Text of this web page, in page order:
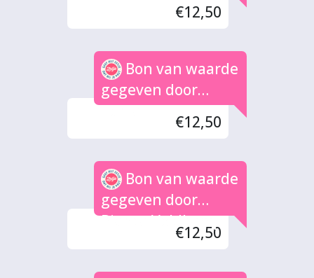
€12,50
Bon van waarde
gegeven door
Tanja
€12,50
Bon van waarde
gegeven door
Bianca Veldkamp
€12,50